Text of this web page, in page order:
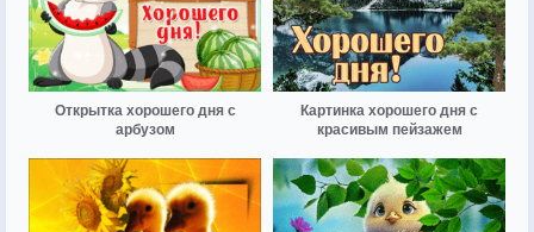
Открытка хорошего дня с
арбузом
Картинка хорошего дня с
красивым пейзажем